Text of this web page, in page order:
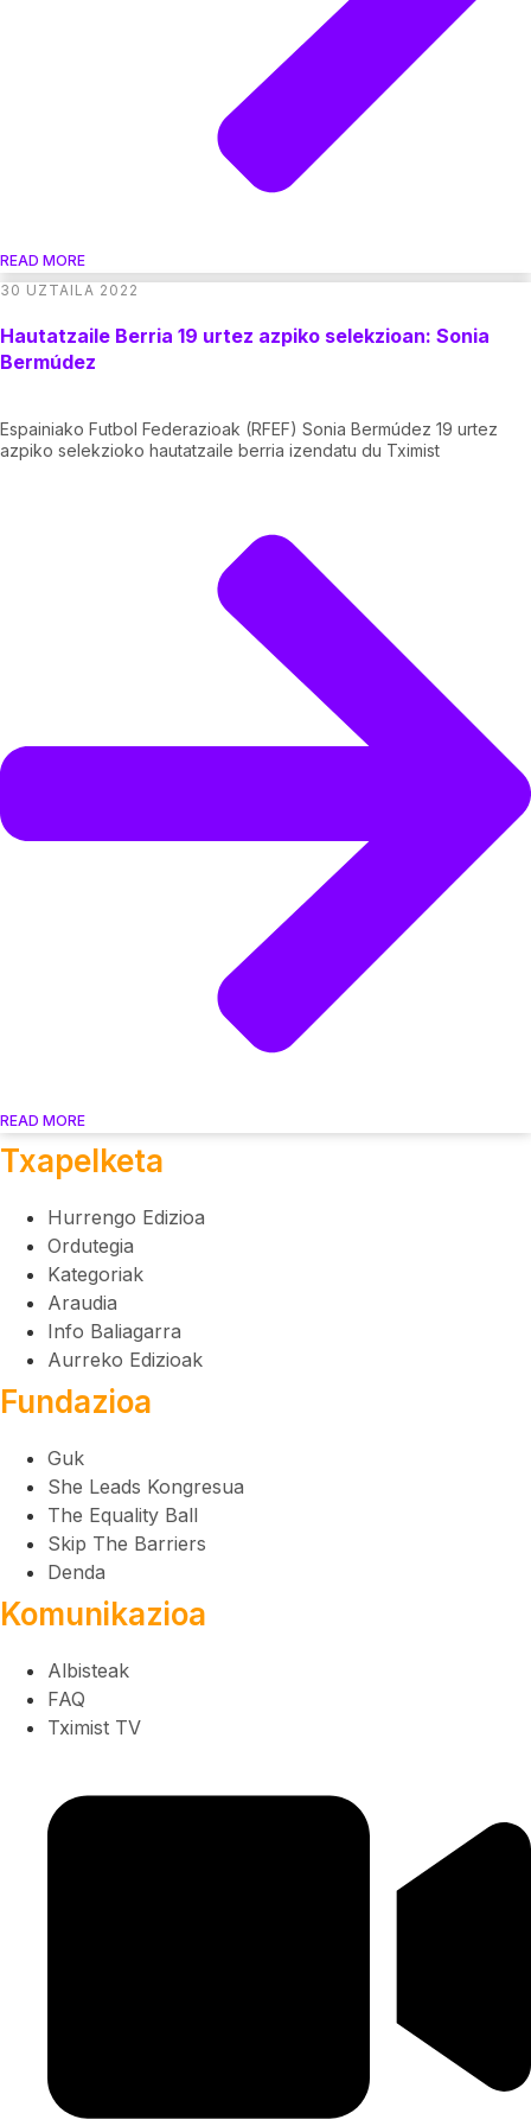
READ MORE
30 UZTAILA 2022
Hautatzaile Berria 19 urtez azpiko selekzioan: Sonia
Bermúdez
Espainiako Futbol Federazioak (RFEF) Sonia Bermúdez 19 urtez
azpiko selekzioko hautatzaile berria izendatu du Tximist
READ MORE
Txapelketa
Hurrengo Edizioa
Ordutegia
Kategoriak
Araudia
Info Baliagarra
Aurreko Edizioak
Fundazioa
Guk
She Leads Kongresua
The Equality Ball
Skip The Barriers
Denda
Komunikazioa
Albisteak
FAQ
Tximist TV